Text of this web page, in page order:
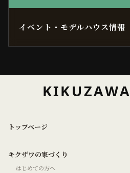
イベント・モデルハウス情報
KIKUZAWA
トップページ
キクザワの家づくり
はじめての方へ